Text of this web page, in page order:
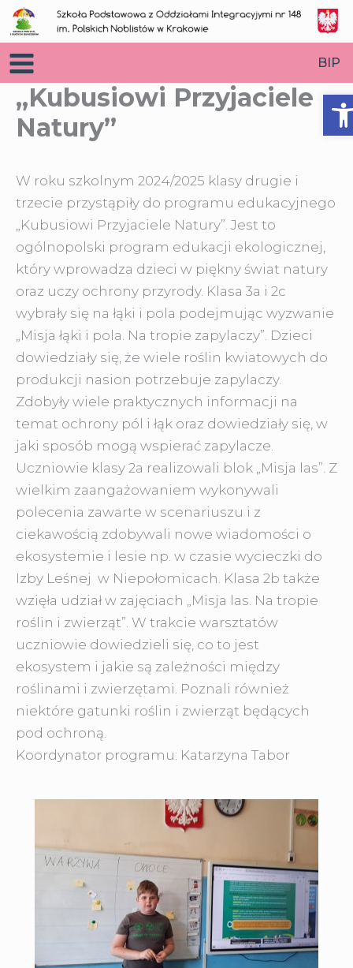
Przejdź
do
treści
BIP
„Kubusiowi Przyjaciele
Natury”
W roku szkolnym 2024/2025 klasy drugie i
trzecie przystąpiły do programu edukacyjnego
„Kubusiowi Przyjaciele Natury”. Jest to
ogólnopolski program edukacji ekologicznej,
który wprowadza dzieci w piękny świat natury
oraz uczy ochrony przyrody. Klasa 3a i 2c
wybrały się na łąki i pola podejmując wyzwanie
„Misja łąki i pola. Na tropie zapylaczy”. Dzieci
dowiedziały się, że wiele roślin kwiatowych do
produkcji nasion potrzebuje zapylaczy.
Zdobyły wiele praktycznych informacji na
temat ochrony pól i łąk oraz dowiedziały się, w
jaki sposób mogą wspierać zapylacze.
Uczniowie klasy 2a realizowali blok „Misja las”. Z
wielkim zaangażowaniem wykonywali
polecenia zawarte w scenariuszu i z
ciekawością zdobywali nowe wiadomości o
ekosystemie i lesie np. w czasie wycieczki do
Izby Leśnej w Niepołomicach. Klasa 2b także
wzięła udział w zajęciach „Misja las. Na tropie
roślin i zwierząt”. W trakcie warsztatów
uczniowie dowiedzieli się, co to jest
ekosystem i jakie są zależności między
roślinami i zwierzętami. Poznali również
niektóre gatunki roślin i zwierząt będących
pod ochroną.
Koordynator programu: Katarzyna Tabor